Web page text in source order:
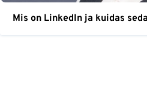
Mis on LinkedIn ja kuidas